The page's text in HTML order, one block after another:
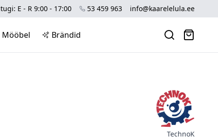
E - R 9:00 - 17:00 53 459 963 info@kaarelelula.ee
Mööbel Brändid
TechnoK